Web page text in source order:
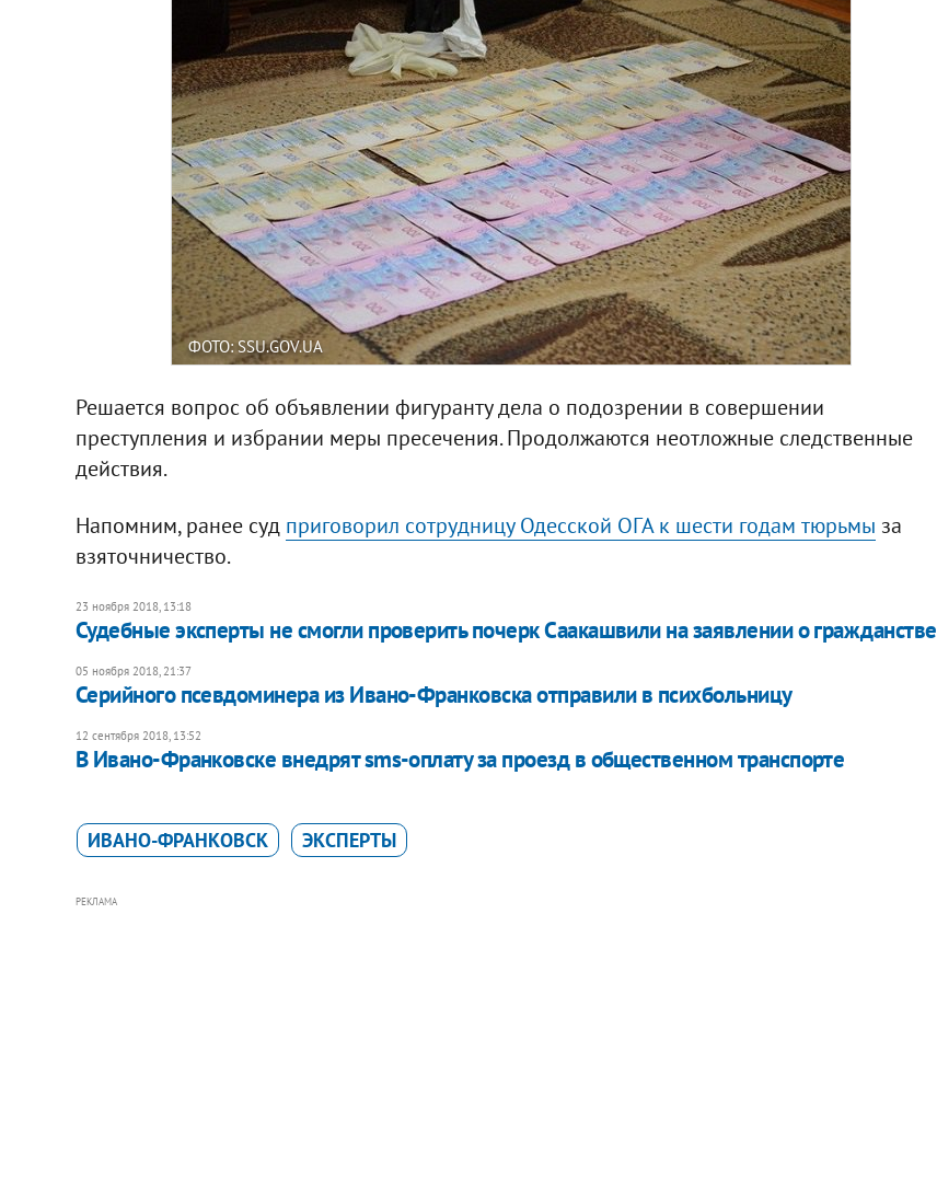
ФОТО: SSU.GOV.UA
Решается вопрос об объявлении фигуранту дела о подозрении в совершении
преступления и избрании меры пресечения. Продолжаются неотложные следственные
действия.
Напомним, ранее суд приговорил сотрудницу Одесской ОГА к шести годам тюрьмы за
взяточничество.
23 ноября 2018, 13:18
Судебные эксперты не смогли проверить почерк Саакашвили на заявлении о гражданстве
05 ноября 2018, 21:37
Серийного псевдоминера из Ивано-Франковска отправили в психбольницу
12 сентября 2018, 13:52
В Ивано-Франковске внедрят sms-оплату за проезд в общественном транспорте
ИВАНО-ФРАНКОВСК ЭКСПЕРТЫ
РЕКЛАМА